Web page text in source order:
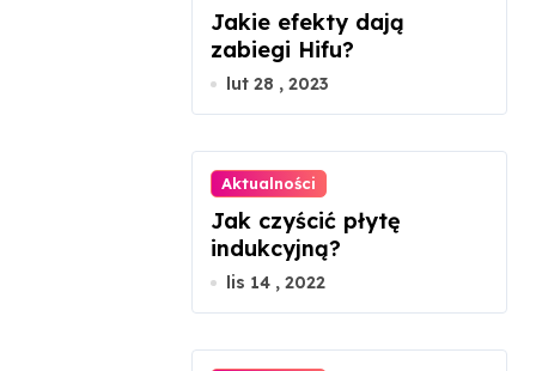
Jakie efekty dają
zabiegi Hifu?
lut 28 , 2023
Aktualności
Jak czyścić płytę
indukcyjną?
lis 14 , 2022